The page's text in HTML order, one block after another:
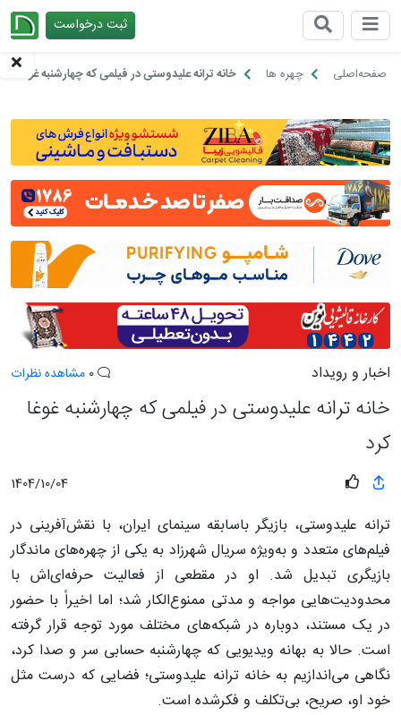
ثبت درخواست
صفحه‌اصلی چهره ها خانه ترانه علیدوستی در فیلمی که چهارشنبه غوغا کرد
اخبار و رویداد مشاهده نظرات
خانه ترانه علیدوستی در فیلمی که چهارشنبه غوغا
کرد
1404/10/04
ترانه علیدوستی، بازیگر باسابقه سینمای ایران، با نقش‌آفرینی در
فیلم‌های متعدد و به‌ویژه سریال شهرزاد به یکی از چهره‌های ماندگار
بازیگری تبدیل شد. او در مقطعی از فعالیت حرفه‌ای‌اش با
محدودیت‌هایی مواجه و مدتی ممنوع‌الکار شد؛ اما اخیراً با حضور
در یک مستند، دوباره در شبکه‌های مختلف مورد توجه قرار گرفته
است. حالا به بهانه ویدیویی که چهارشنبه حسابی سر و صدا کرد،
نگاهی می‌اندازیم به خانه ترانه علیدوستی؛ فضایی که درست مثل
خود او، صریح، بی‌تکلف و فکرشده است.